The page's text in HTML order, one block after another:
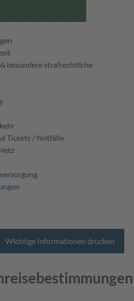
besondere strafrechtliche
Tickets / Notfälle
Wichtige Informationen drucken